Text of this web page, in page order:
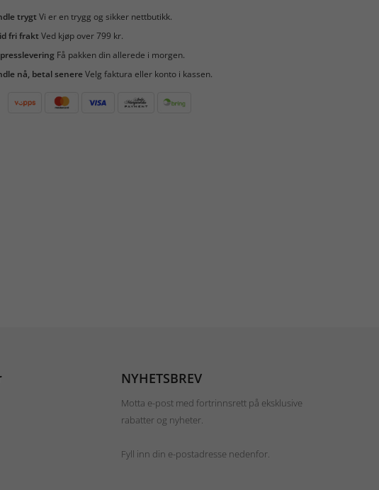
trygtVi er en trygg og sikker nettbutikk.
fri fraktVed kjøp over 799 kr.
Få pakken din allerede i morgen.
nå, betal senereVelg faktura eller konto i kassen.
NYHETSBREV
Motta e-post med fortrinnsrett på eksklusive
rabatter og nyheter.
Fyll inn din e-postadresse nedenfor.